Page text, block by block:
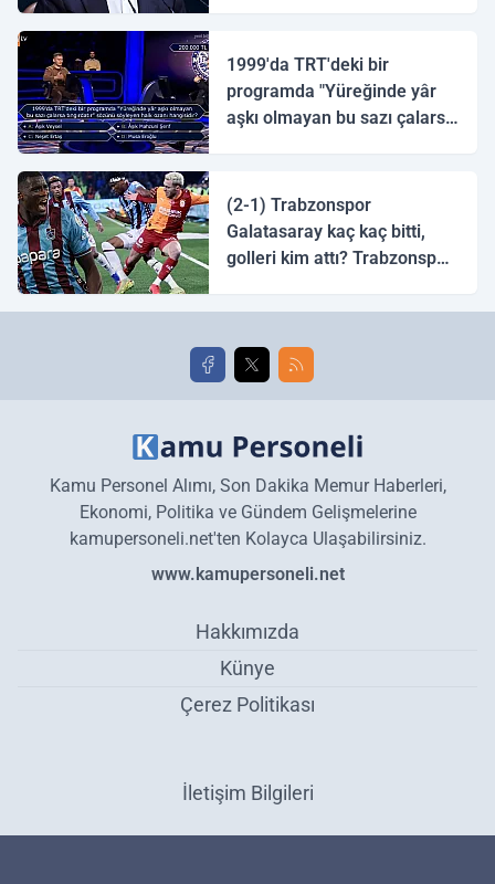
1999'da TRT'deki bir
programda "Yüreğinde yâr
aşkı olmayan bu sazı çalarsa
(2-1) Trabzonspor
Galatasaray kaç kaç bitti,
golleri kim attı? Trabzonspor
golleri!
Kamu Personel Alımı, Son Dakika Memur Haberleri,
Ekonomi, Politika ve Gündem Gelişmelerine
kamupersoneli.net'ten Kolayca Ulaşabilirsiniz.
www.kamupersoneli.net
Hakkımızda
Künye
Çerez Politikası
İletişim Bilgileri